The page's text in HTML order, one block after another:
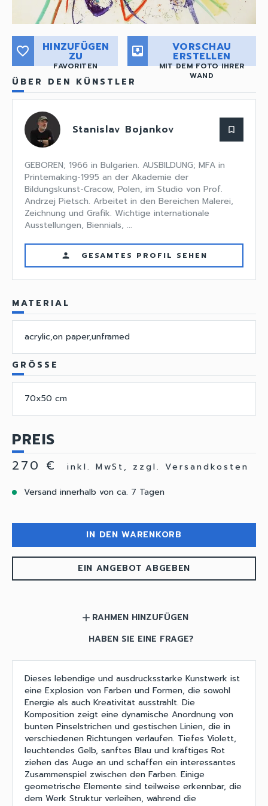
favorite_border HINZUFÜGEN
ZU
FAVORITEN
move_to_inbox VORSCHAU
ERSTELLEN
MIT DEM FOTO IHRER
WAND
ÜBER DEN KÜNSTLER
Stanislav Bojankov bookmark_border
GEBOREN; 1966 in Bulgarien. AUSBILDUNG; MFA in
Printemaking-1995 an der Akademie der
Bildungskunst-Cracow, Polen, im Studio von Prof.
Andrzej Pietsch. Arbeitet in den Bereichen Malerei,
Zeichnung und Grafik. Wichtige internationale
Ausstellungen, Biennials, ...
person GESAMTES PROFIL SEHEN
MATERIAL
acrylic,on paper,unframed
GRÖSSE
70x50 cm
PREIS
270 €
inkl. MwSt, zzgl. Versandkosten
Versand innerhalb von ca. 7 Tagen
IN DEN WARENKORB
EIN ANGEBOT ABGEBEN
add RAHMEN HINZUFÜGEN
HABEN SIE EINE FRAGE?
Dieses lebendige und ausdrucksstarke Kunstwerk ist
eine Explosion von Farben und Formen, die sowohl
Energie als auch Kreativität ausstrahlt. Die
Komposition zeigt eine dynamische Anordnung von
bunten Pinselstrichen und gestischen Linien, die in
verschiedenen Richtungen verlaufen. Tiefes Violett,
leuchtendes Gelb, sanftes Blau und kräftiges Rot
ziehen das Auge an und schaffen ein interessantes
Zusammenspiel zwischen den Farben. Einige
geometrische Elemente sind teilweise erkennbar, die
dem Werk Struktur verleihen, während die